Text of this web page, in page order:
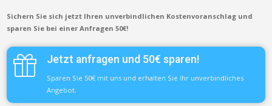
Sichern Sie sich jetzt Ihren unverbindlichen Kostenvoranschlag und
sparen Sie bei einer Anfragen 50€!
Jetzt anfragen und 50€ sparen!
Sparen Sie 50€ mit uns und erhalten Sie Ihr unverbindliches
Angebot.